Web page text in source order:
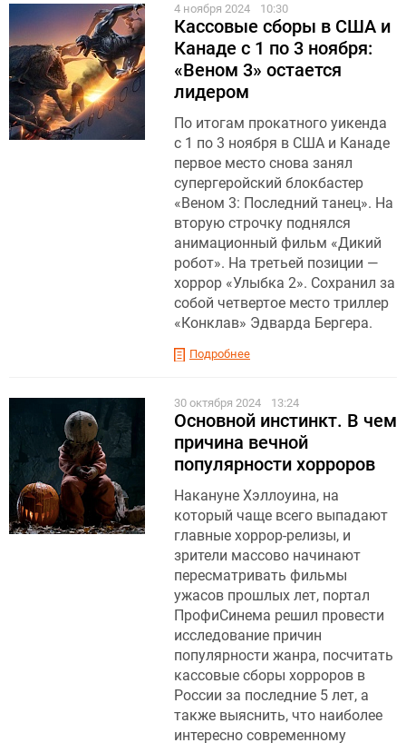
4 ноября 2024 10:30
Кассовые сборы в США и
Канаде с 1 по 3 ноября:
«Веном 3» остается
лидером
По итогам прокатного уикенда
с 1 по 3 ноября в США и Канаде
первое место снова занял
супергеройский блокбастер
«Веном 3: Последний танец». На
вторую строчку поднялся
анимационный фильм «Дикий
робот». На третьей позиции —
хоррор «Улыбка 2». Сохранил за
собой четвертое место триллер
«Конклав» Эдварда Бергера.
Подробнее
30 октября 2024 13:24
Основной инстинкт. В чем
причина вечной
популярности хорроров
Накануне Хэллоуина, на
который чаще всего выпадают
главные хоррор-релизы, и
зрители массово начинают
пересматривать фильмы
ужасов прошлых лет, портал
ПрофиСинема решил провести
исследование причин
популярности жанра, посчитать
кассовые сборы хорроров в
России за последние 5 лет, а
также выяснить, что наиболее
интересно современному